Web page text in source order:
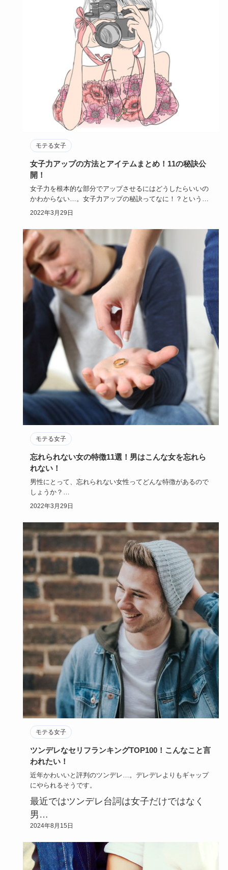
モテる女子
女子力アップの方法とアイテムまとめ！11の秘訣公
開！
女子力を根本的な部分でアップさせるにはどうしたらいいの
かわからない…。女子力アップの秘訣ってなに！？というお
悩みを抱えてい…
2022年3月29日
モテる女子
忘れられない女の特徴11選！男はこんな女を忘れら
れない！
男性にとって、忘れられない女性ってどんな特徴があるので
しょうか？
自分の意中の男性に、忘れられない女性がいたとしたら…
2022年3月29日
モテる女子
ツンデレなセリフランキングTOP100！こんなこと言
われたい！
近年かわいいと評判のツンデレ…。デレデレよりもギャップ
にやられるそうです。
最近ではツンデレ台詞は女子だけではなく
男…
2024年8月15日